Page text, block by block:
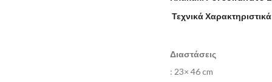
Τεχνικά
Διαστάσεις
: 23× 46 cm